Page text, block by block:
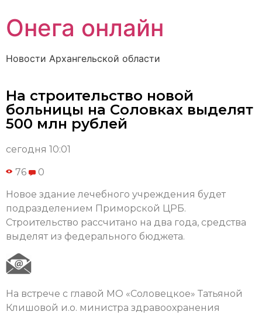
Онега онлайн
Новости Архангельской области
На строительство новой
больницы на Соловках выделят
500 млн рублей
сегодня 10:01
76 0
Новое здание лечебного учреждения будет
подразделением Приморской ЦРБ.
Строительство рассчитано на два года, средства
выделят из федерального бюджета.
На встрече с главой МО «Соловецкое» Татьяной
Клишовой и.о. министра здравоохранения